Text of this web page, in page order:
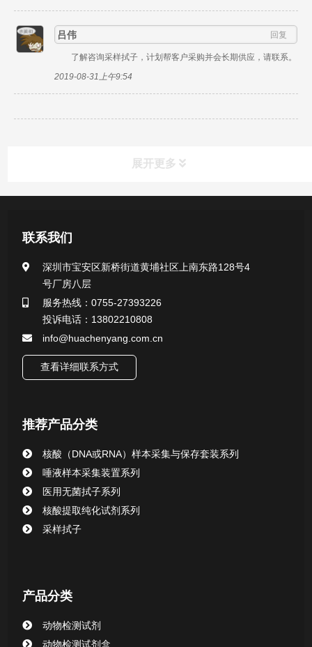
吕伟 回复
了解咨询采样拭子，计划帮客户采购并会长期供应，请联系。
2019-08-31上午9:54
展开更多
一次性使用采样器系列
微生物样本保存液（通用运输传媒介质）系列
核酸（DNA&RNA）样本采集与保存套装系列
核酸提取或纯化试剂
清洁验证棉签系列
动物检测试剂
联系我们
深圳市宝安区新桥街道黄埔社区上南东路128号4
号厂房八层
服务热线：0755-27393226
投诉电话：13802210808
info@huachenyang.com.cn
查看详细联系方式
推荐产品分类
核酸（DNA或RNA）样本采集与保存套装系列
唾液样本采集装置系列
医用无菌拭子系列
核酸提取纯化试剂系列
采样拭子
产品分类
动物检测试剂
动物检测试剂盒